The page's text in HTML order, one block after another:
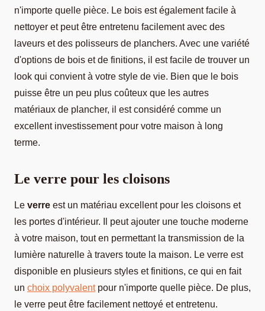
n'importe quelle pièce. Le bois est également facile à
nettoyer et peut être entretenu facilement avec des
laveurs et des polisseurs de planchers. Avec une variété
d'options de bois et de finitions, il est facile de trouver un
look qui convient à votre style de vie. Bien que le bois
puisse être un peu plus coûteux que les autres
matériaux de plancher, il est considéré comme un
excellent investissement pour votre maison à long
terme.
Le verre pour les cloisons
Le verre est un matériau excellent pour les cloisons et
les portes d'intérieur. Il peut ajouter une touche moderne
à votre maison, tout en permettant la transmission de la
lumière naturelle à travers toute la maison. Le verre est
disponible en plusieurs styles et finitions, ce qui en fait
un choix polyvalentpour n'importe quelle pièce. De plus,
le verre peut être facilement nettoyé et entretenu.